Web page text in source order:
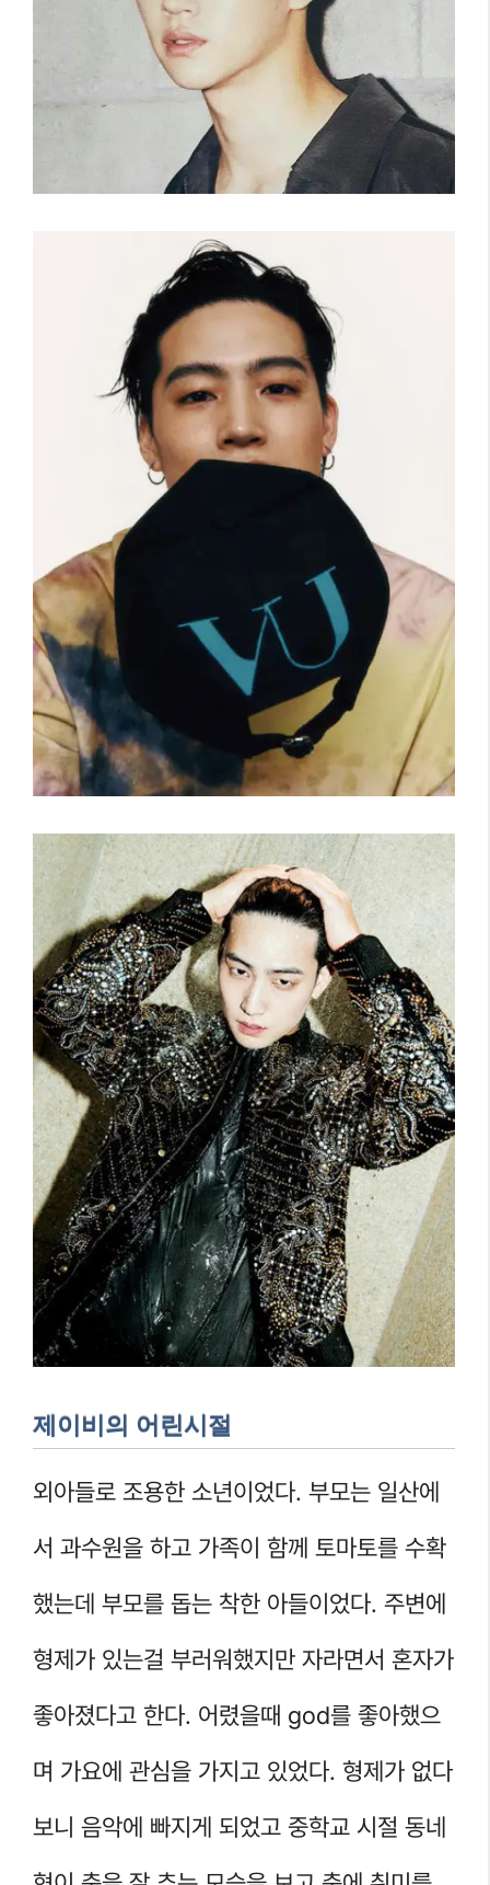
제이비의 어린시절
외아들로 조용한 소년이었다. 부모는 일산에
서 과수원을 하고 가족이 함께 토마토를 수확
했는데 부모를 돕는 착한 아들이었다. 주변에
형제가 있는걸 부러워했지만 자라면서 혼자가
좋아졌다고 한다. 어렸을때 god를 좋아했으
며 가요에 관심을 가지고 있었다. 형제가 없다
보니 음악에 빠지게 되었고 중학교 시절 동네